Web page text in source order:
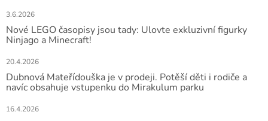
3.6.2026
Nové LEGO časopisy jsou tady: Ulovte exkluzivní figurky
Ninjago a Minecraft!
20.4.2026
Dubnová Mateřídouška je v prodeji. Potěší děti i rodiče a
navíc obsahuje vstupenku do Mirakulum parku
16.4.2026